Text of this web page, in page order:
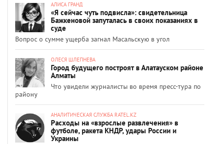
АЛИСА ГРАНД
«Я сейчас чуть подвисла»: свидетельница
Бажкеновой запуталась в своих показаниях в
суде
Вопрос о сумме ущерба загнал Масальскую в угол
ОЛЕСЯ ШЛЕПНЕВА
Город будущего построят в Алатауском районе
Алматы
Что увидели журналисты во время пресс-тура по
району
АНАЛИТИЧЕСКАЯ СЛУЖБА RATEL.KZ
Расходы на «взрослые развлечения» в
футболе, ракета КНДР, удары России и
Украины